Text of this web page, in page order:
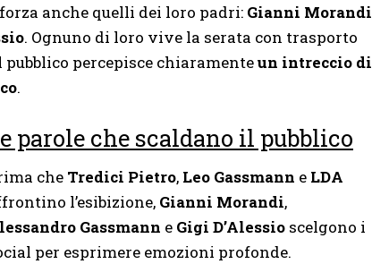
anche quelli dei loro padri: Gianni Morandi
. Ognuno di loro vive la serata con trasporto
percepisce chiaramenteun intreccio di
.
parole che scaldano il pubblico
che Tredici Pietro, Leo Gassmann e LDA
l’esibizione, Gianni Morandi,
Gassmann e Gigi D’Alessio scelgono i
per esprimere emozioni profonde.